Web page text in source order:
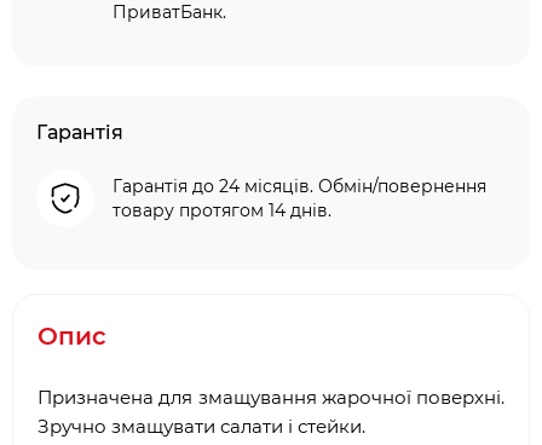
ПриватБанк.
Гарантія
Гарантія до 24 місяців. Обмін/повернення
товару протягом 14 днів.
Опис
Призначена для змащування жарочної поверхні.
Зручно змащувати салати і стейки.